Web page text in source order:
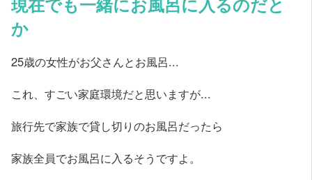
か
25歳の女性がお父さんとお風呂...
これ、すごい家庭環境だと思いますが...
旅行先で家族で貸し切りのお風呂だったら
家族全員でお風呂に入るそうですよ。